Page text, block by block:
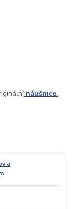
náušnice.
a